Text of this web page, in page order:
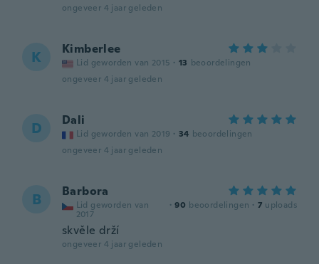
ongeveer 4 jaar geleden
K Kimberlee
Lid geworden van 2015 · 13 beoordelingen
ongeveer 4 jaar geleden
D Dali
Lid geworden van 2019 · 34 beoordelingen
ongeveer 4 jaar geleden
B Barbora
Lid geworden van
2017
· 90 beoordelingen · 7 uploads
skvěle drží
ongeveer 4 jaar geleden